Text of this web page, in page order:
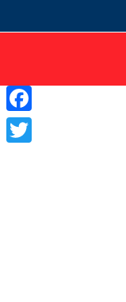
Facebook